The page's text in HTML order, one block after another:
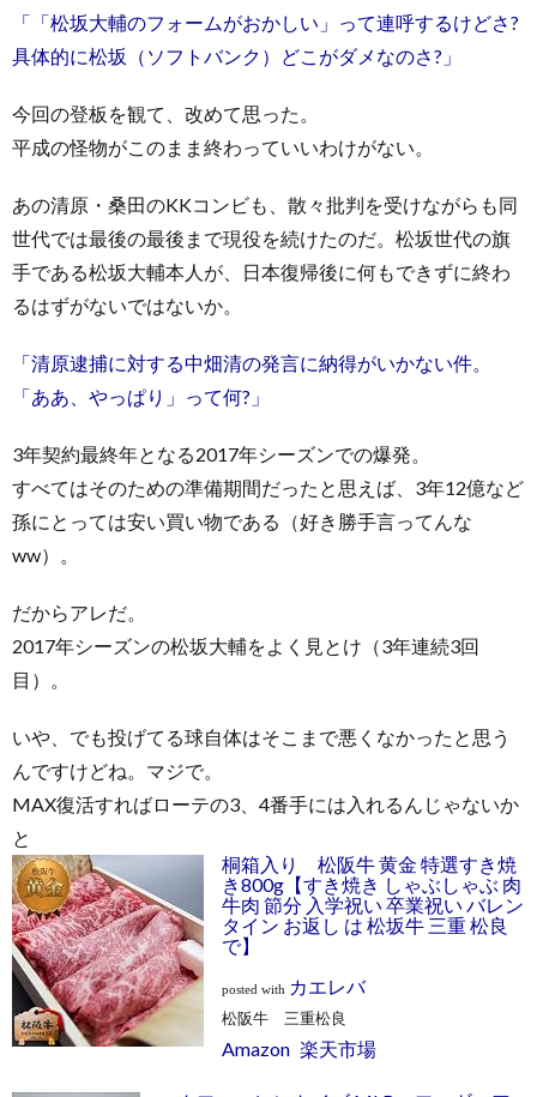
「「松坂大輔のフォームがおかしい」って連呼するけどさ?
具体的に松坂（ソフトバンク）どこがダメなのさ?」
今回の登板を観て、改めて思った。
平成の怪物がこのまま終わっていいわけがない。
あの清原・桑田のKKコンビも、散々批判を受けながらも同
世代では最後の最後まで現役を続けたのだ。松坂世代の旗
手である松坂大輔本人が、日本復帰後に何もできずに終わ
るはずがないではないか。
「清原逮捕に対する中畑清の発言に納得がいかない件。
「ああ、やっぱり」って何?」
3年契約最終年となる2017年シーズンでの爆発。
すべてはそのための準備期間だったと思えば、3年12億など
孫にとっては安い買い物である（好き勝手言ってんな
ww）。
だからアレだ。
2017年シーズンの松坂大輔をよく見とけ（3年連続3回
目）。
いや、でも投げてる球自体はそこまで悪くなかったと思う
んですけどね。マジで。
MAX復活すればローテの3、4番手には入れるんじゃないか
と
桐箱入り 松阪牛 黄金 特選すき焼
き800g【すき焼き しゃぶしゃぶ 肉
牛肉 節分 入学祝い 卒業祝い バレン
タイン お返し は 松坂牛 三重 松良
で】
posted with カエレバ
松阪牛 三重松良
Amazon 楽天市場